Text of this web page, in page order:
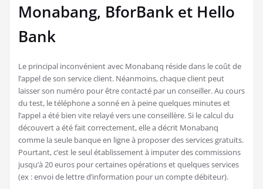
Monabang, BforBank et Hello
Bank
Le principal inconvénient avec Monabanq réside dans le coût de
l’appel de son service client. Néanmoins, chaque client peut
laisser son numéro pour être contacté par un conseiller. Au cours
du test, le téléphone a sonné en à peine quelques minutes et
l’appel a été bien vite relayé vers une conseillère. Si le calcul du
découvert a été fait correctement, elle a décrit Monabanq
comme la seule banque en ligne à proposer des services gratuits.
Pourtant, c’est le seul établissement à imputer des commissions
jusqu’à 20 euros pour certaines opérations et quelques services
(ex : envoi de lettre d’information pour un compte débiteur).